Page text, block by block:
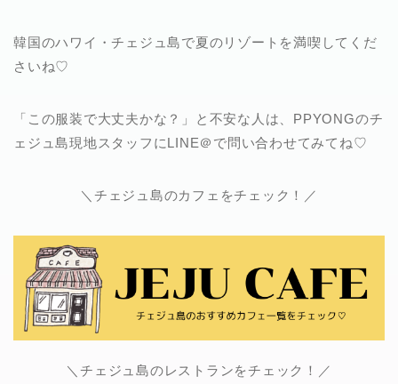
韓国のハワイ・チェジュ島で夏のリゾートを満喫してくだ
さいね♡
「この服装で大丈夫かな？」と不安な人は、PPYONGのチ
ェジュ島現地スタッフにLINE＠で問い合わせてみてね♡
＼チェジュ島のカフェをチェック！／
＼チェジュ島のレストランをチェック！／